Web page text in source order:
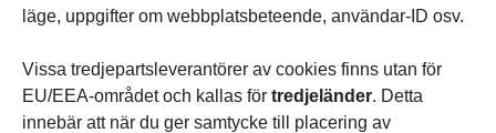
läge, uppgifter om webbplatsbeteende, användar-ID osv.
Vissa tredjepartsleverantörer av cookies finns utan för
EU/EEA-området och kallas för tredjeländer. Detta
innebär att när du ger samtycke till placering av